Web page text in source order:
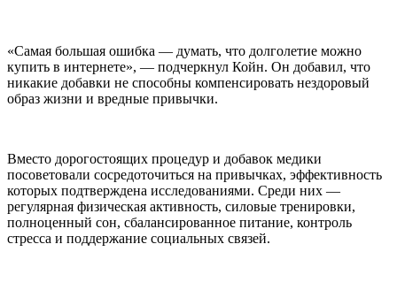
«Самая большая ошибка — думать, что долголетие можно
купить в интернете», — подчеркнул Койн. Он добавил, что
никакие добавки не способны компенсировать нездоровый
образ жизни и вредные привычки.
Вместо дорогостоящих процедур и добавок медики
посоветовали сосредоточиться на привычках, эффективность
которых подтверждена исследованиями. Среди них —
регулярная физическая активность, силовые тренировки,
полноценный сон, сбалансированное питание, контроль
стресса и поддержание социальных связей.